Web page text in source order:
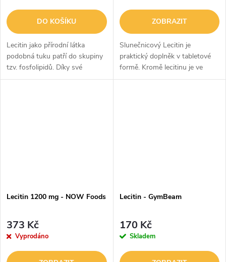
DO KOŠÍKU
Lecitin jako přírodní látka
podobná tuku patří do skupiny
tzv. fosfolipidů. Díky své
polárně-apolární struktuře je
ZOBRAZIT
Slunečnicový Lecitin je
praktický doplněk v tabletové
formě. Kromě lecitinu je ve
složení také fosfatidylcholin a
Lecitin 1200 mg - NOW Foods
373 Kč
Vyprodáno
Lecitin - GymBeam
170 Kč
Skladem